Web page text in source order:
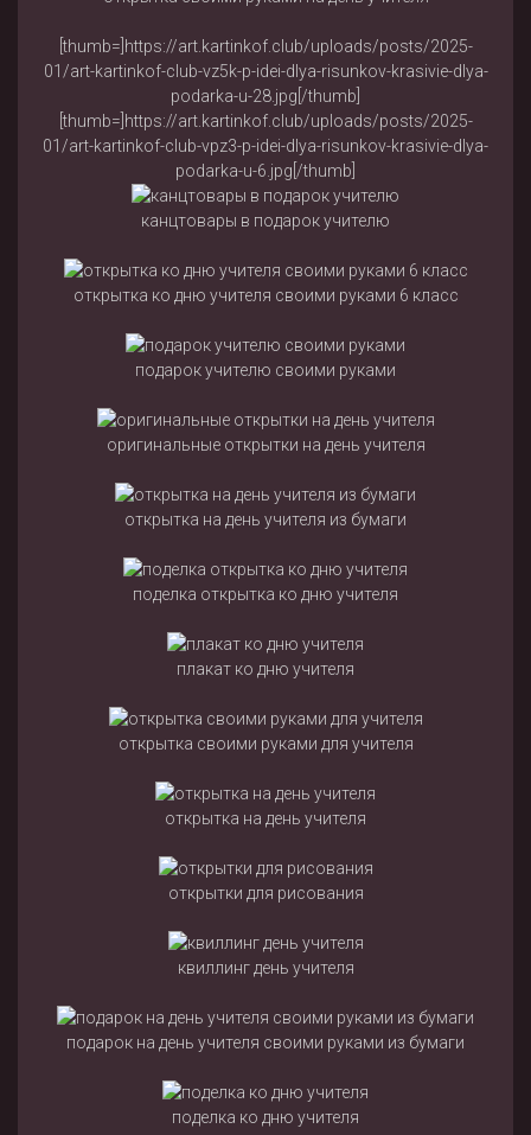
[thumb=]https://art.kartinkof.club/uploads/posts/2025-
01/art-kartinkof-club-vz5k-p-idei-dlya-risunkov-krasivie-dlya-
podarka-u-28.jpg[/thumb]
[thumb=]https://art.kartinkof.club/uploads/posts/2025-
01/art-kartinkof-club-vpz3-p-idei-dlya-risunkov-krasivie-dlya-
podarka-u-6.jpg[/thumb]
канцтовары в подарок учителю
открытка ко дню учителя своими руками 6 класс
подарок учителю своими руками
оригинальные открытки на день учителя
открытка на день учителя из бумаги
поделка открытка ко дню учителя
плакат ко дню учителя
открытка своими руками для учителя
открытка на день учителя
открытки для рисования
квиллинг день учителя
подарок на день учителя своими руками из бумаги
поделка ко дню учителя